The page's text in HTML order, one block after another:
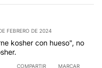
FEBRERO DE 2024
kosher con hueso", no
COMPARTIR
MARCAR